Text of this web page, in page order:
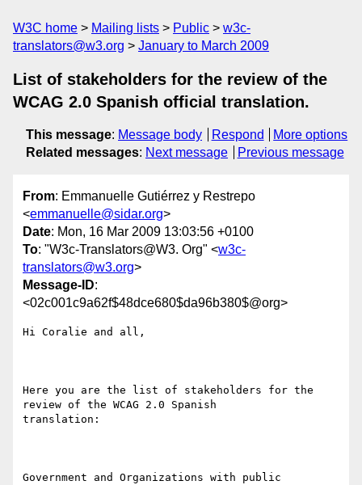
W3C home Mailing lists Public
w3c-
translators@w3.org
January to March 2009
List of stakeholders for the review of the
WCAG 2.0 Spanish official translation.
This message: Message body Respond
More options
Related messages: Next message Previous message
From: Emmanuelle Gutiérrez y Restrepo
<emmanuelle@sidar.org>
Date: Mon, 16 Mar 2009 13:03:56 +0100
To: "W3c-Translators@W3. Org" <w3c-
translators@w3.org>
Message-ID:
<02c001c9a62f$48dce680$da96b380$@org>
Hi Coralie and all,
Here you are the list of stakeholders for the
review of the WCAG 2.0 Spanish
translation:
Government and Organizations with public